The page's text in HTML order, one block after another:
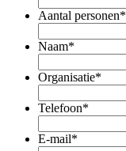
Aantal personen*
Naam*
Organisatie*
Telefoon*
E-mail*